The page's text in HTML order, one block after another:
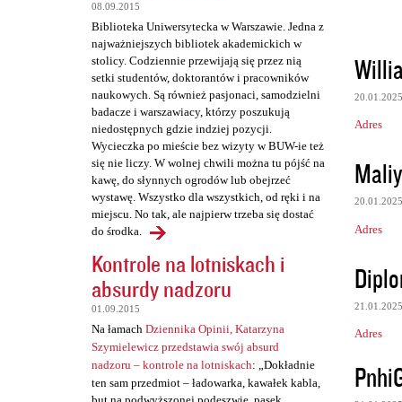
08.09.2015
Biblioteka Uniwersytecka w Warszawie. Jedna z
najważniejszych bibliotek akademickich w
stolicy. Codziennie przewijają się przez nią
setki studentów, doktorantów i pracowników
naukowych. Są również pasjonaci, samodzielni
badacze i warszawiacy, którzy poszukują
niedostępnych gdzie indziej pozycji.
Wycieczka po mieście bez wizyty w BUW-ie też
się nie liczy. W wolnej chwili można tu pójść na
kawę, do słynnych ogrodów lub obejrzeć
wystawę. Wszystko dla wszystkich, od ręki i na
miejscu. No tak, ale najpierw trzeba się dostać
do środka.
Kontrole na lotniskach i
absurdy nadzoru
01.09.2015
Na łamach Dziennika Opinii, Katarzyna
Szymielewicz przedstawia swój absurd
nadzoru – kontrole na lotniskach: „Dokładnie
ten sam przedmiot – ładowarka, kawałek kabla,
20.01.2025
Adres
20.01.2025
Adres
21.01.2025
Adres